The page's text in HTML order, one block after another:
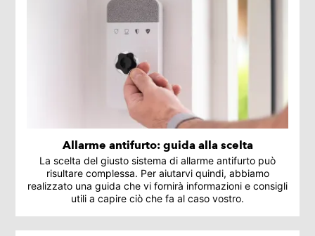
Allarme antifurto: guida alla scelta
La scelta del giusto sistema di allarme antifurto può
risultare complessa. Per aiutarvi quindi, abbiamo
realizzato una guida che vi fornirà informazioni e consigli
utili a capire ciò che fa al caso vostro.